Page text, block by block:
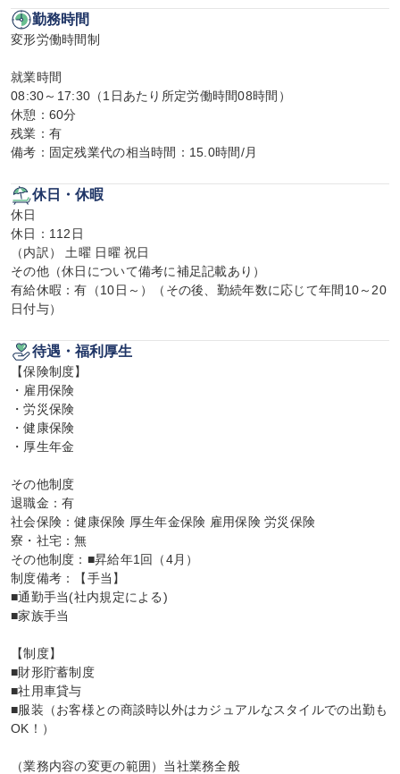
勤務時間
変形労働時間制
就業時間
08:30～17:30（1日あたり所定労働時間08時間）
休憩：60分
残業：有
備考：固定残業代の相当時間：15.0時間/月
休日・休暇
休日
休日：112日
（内訳） 土曜 日曜 祝日
その他（休日について備考に補足記載あり）
有給休暇：有（10日～）（その後、勤続年数に応じて年間10～20
日付与）
待遇・福利厚生
【保険制度】
・雇用保険
・労災保険
・健康保険
・厚生年金
その他制度
退職金：有
社会保険：健康保険 厚生年金保険 雇用保険 労災保険
寮・社宅：無
その他制度：■昇給年1回（4月）
制度備考：【手当】
■通勤手当(社内規定による)
■家族手当
【制度】
■財形貯蓄制度
■社用車貸与
■服装（お客様との商談時以外はカジュアルなスタイルでの出勤も
OK！）
（業務内容の変更の範囲）当社業務全般